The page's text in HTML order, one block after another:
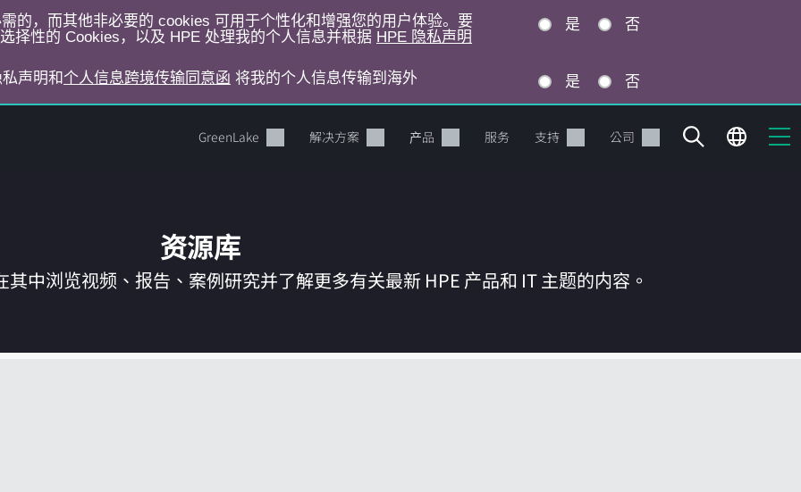
的，而其他非必要的 cookies 可用于个性化和增强您的用户体验。要
择性的 Cookies，以及 HPE 处理我的个人信息并根据 HPE 隐私声明
是 否
声明和 个人信息跨境传输同意函 将我的个人信息传输到海外 是 否
GreenLake 解决方案 产品 服务 支持 公司
您的购物车目前是空的
资源库
中浏览视频、报告、案例研究并了解更多有关最新 HPE 产品和 IT 主题的内容。